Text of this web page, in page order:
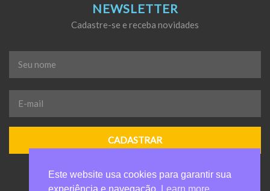
NEWSLETTER
Cadastre-se e receba novidades
Seu
nome
*
E-
mail
*
Este website usa cookies para garantir sua